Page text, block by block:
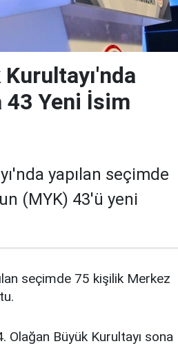
Yeni İsim
yapılan seçimde
(MYK) 43'ü yeni
seçimde 75 kişilik Merkez
Büyük Kurultayı sona